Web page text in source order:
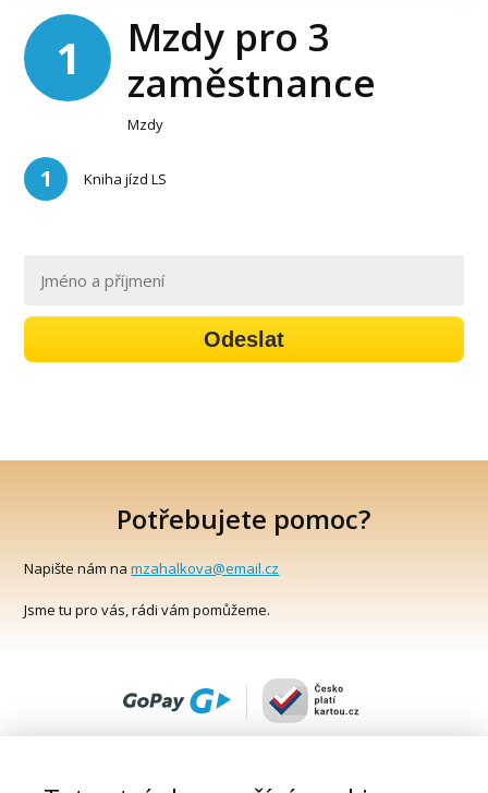
1
Mzdy pro 3
zaměstnance
Mzdy
1 Kniha jízd LS
Odeslat
Potřebujete pomoc?
Napište nám namzahalkova@email.cz
Jsme tu pro vás, rádi vám pomůžeme.